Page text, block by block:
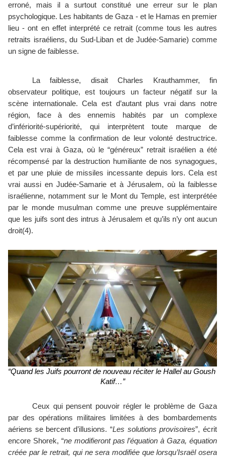
erroné, mais il a surtout constitué une erreur sur le plan
psychologique. Les habitants de Gaza - et le Hamas en premier
lieu - ont en effet interprété ce retrait (comme tous les autres
retraits israéliens, du Sud-Liban et de Judée-Samarie) comme
un signe de faiblesse.
La faiblesse, disait Charles Krauthammer, fin
observateur politique, est toujours un facteur négatif sur la
scène internationale. Cela est d’autant plus vrai dans notre
région, face à des ennemis habités par un complexe
d’infériorité-supériorité, qui interprètent toute marque de
faiblesse comme la confirmation de leur volonté destructrice.
Cela est vrai à Gaza, où le “généreux” retrait israélien a été
récompensé par la destruction humiliante de nos synagogues,
et par une pluie de missiles incessante depuis lors. Cela est
vrai aussi en Judée-Samarie et à Jérusalem, où la faiblesse
israélienne, notamment sur le Mont du Temple, est interprétée
par le monde musulman comme une preuve supplémentaire
que les juifs sont des intrus à Jérusalem et qu’ils n’y ont aucun
droit(4).
“Quand les Juifs pourront de nouveau réciter le Hallel au Goush
Katif…”
Ceux qui pensent pouvoir régler le problème de Gaza
par des opérations militaires limitées à des bombardements
aériens se bercent d’illusions. “Les solutions provisoires”, écrit
encore Shorek, “ne modifieront pas l’équation à Gaza, équation
créée par le retrait, qui ne sera modifiée que lorsqu’Israël osera